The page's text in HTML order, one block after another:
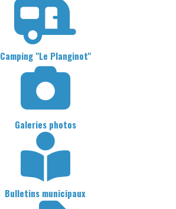
Camping "Le Planginot"
Galeries photos
Bulletins municipaux